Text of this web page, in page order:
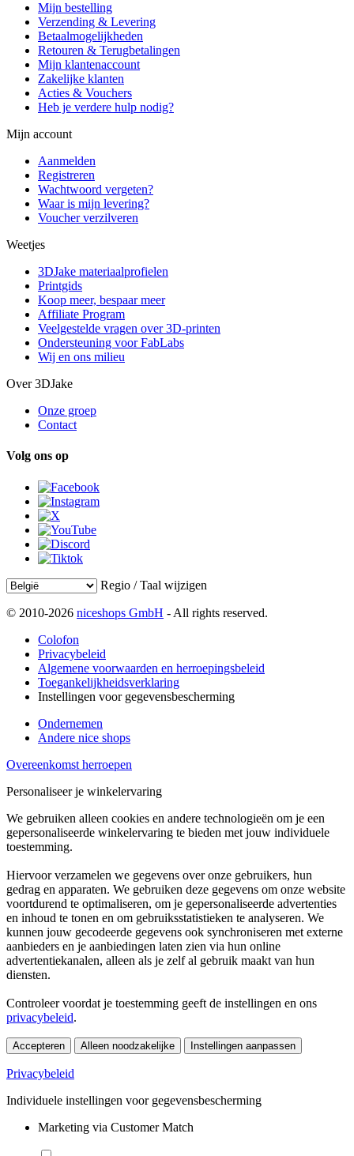
Mijn bestelling
Verzending & Levering
Betaalmogelijkheden
Retouren & Terugbetalingen
Mijn klantenaccount
Zakelijke klanten
Acties & Vouchers
Heb je verdere hulp nodig?
Mijn account
Aanmelden
Registreren
Wachtwoord vergeten?
Waar is mijn levering?
Voucher verzilveren
Weetjes
3DJake materiaalprofielen
Printgids
Koop meer, bespaar meer
Affiliate Program
Veelgestelde vragen over 3D-printen
Ondersteuning voor FabLabs
Wij en ons milieu
Over 3DJake
Onze groep
Contact
Volg ons op
Regio / Taal wijzigen
© 2010-2026 niceshops GmbH - All rights reserved.
Colofon
Privacybeleid
Algemene voorwaarden en herroepingsbeleid
Toegankelijkheidsverklaring
Instellingen voor gegevensbescherming
Ondernemen
Andere nice shops
Overeenkomst herroepen
Personaliseer je winkelervaring
We gebruiken alleen cookies en andere technologieën om je een
gepersonaliseerde winkelervaring te bieden met jouw individuele
toestemming.
Hiervoor verzamelen we gegevens over onze gebruikers, hun
gedrag en apparaten. We gebruiken deze gegevens om onze website
voortdurend te optimaliseren, om je gepersonaliseerde advertenties
en inhoud te tonen en om gebruiksstatistieken te analyseren. We
kunnen jouw gecodeerde gegevens ook synchroniseren met externe
aanbieders en je aanbiedingen laten zien via hun online
advertentiekanalen, alleen als je zelf al gebruik maakt van hun
diensten.
Controleer voordat je toestemming geeft de instellingen en ons
privacybeleid.
Accepteren Alleen noodzakelijke Instellingen aanpassen
Privacybeleid
Individuele instellingen voor gegevensbescherming
Marketing via Customer Match